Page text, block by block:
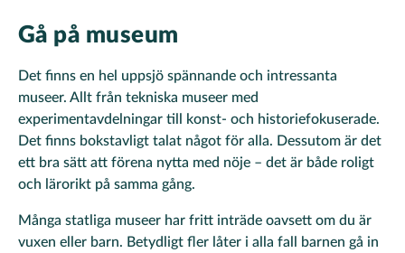
Gå på museum
Det finns en hel uppsjö spännande och intressanta
museer. Allt från tekniska museer med
experimentavdelningar till konst- och historiefokuserade.
Det finns bokstavligt talat något för alla. Dessutom är det
ett bra sätt att förena nytta med nöje – det är både roligt
och lärorikt på samma gång.
Många statliga museer har fritt inträde oavsett om du är
vuxen eller barn. Betydligt fler låter i alla fall barnen gå in